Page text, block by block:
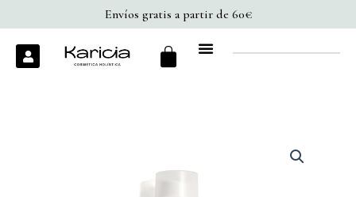
al
contenido
Envíos gratis a partir de 60€
U
s
e
Cart